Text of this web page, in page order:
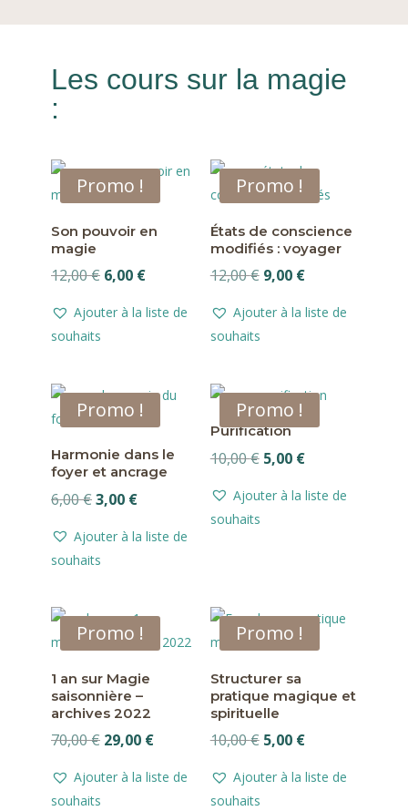
Les cours sur la magie
:
Promo !
Son pouvoir en
magie
12,00€ Le
initial
6,00 €Le
actuel
Ajouter à la liste de
souhaits
Promo !
États de conscience
modifiés : voyager
12,00€ Le
initial
9,00 €Le
actuel
Ajouter à la liste de
souhaits
Promo !
Harmonie dans le
foyer et ancrage
6,00€Le
initial
était :
3,00 €Le
actuel
Ajouter à la liste de
souhaits
Promo !
Purification
10,00€ Le
initial
5,00 €Le
actuel
Ajouter à la liste de
souhaits
Promo !
1 an sur Magie
saisonnière –
archives 2022
70,00€ Le
initial
29,00 €Le
actuel
Ajouter à la liste de
souhaits
Promo !
Structurer sa
pratique magique et
spirituelle
10,00€ Le
initial
5,00 €Le
actuel
Ajouter à la liste de
souhaits